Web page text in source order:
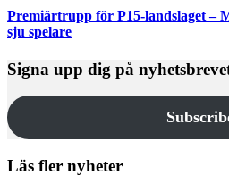
Premiärtrupp för P15-landslaget –
sju spelare
Signa upp dig på
Läs fler nyheter